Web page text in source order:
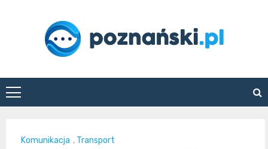
poznanski.pl
Komunikacja , Transport